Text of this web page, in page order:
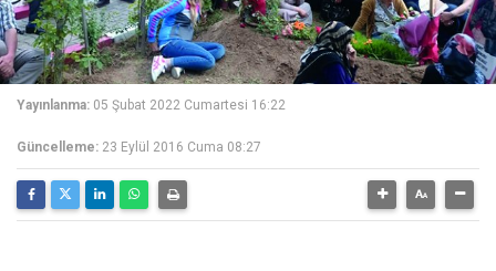
Yayınlanma: 05 Şubat 2022 Cumartesi 16:22
Güncelleme: 23 Eylül 2016 Cuma 08:27